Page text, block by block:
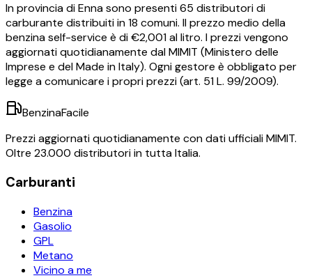
In provincia diEnnasono presenti65 distributori di
carburante distribuiti in18 comuni. Il prezzo medio della
benzina self-service è di €2,001al litro. I prezzi vengono
aggiornati quotidianamente dal MIMIT (Ministero delle
Imprese e del Made in Italy). Ogni gestore è obbligato per
legge a comunicare i propri prezzi (art. 51 L. 99/2009).
BenzinaFacile
Prezzi aggiornati quotidianamente con dati ufficiali MIMIT.
Oltre 23.000 distributori in tutta Italia.
Carburanti
Benzina
Gasolio
GPL
Metano
Vicino a me